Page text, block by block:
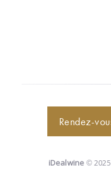
Rendez-
iDealwine ©